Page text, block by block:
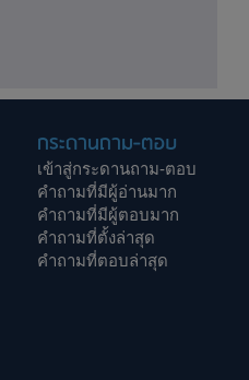
กระดานถาม-ตอบ
เข้าสู่กระดานถาม-ตอบ
คำถามที่มีผู้อ่านมาก
คำถามที่มีผู้ตอบมาก
คำถามที่ตั้งล่าสุด
คำถามที่ตอบล่าสุด